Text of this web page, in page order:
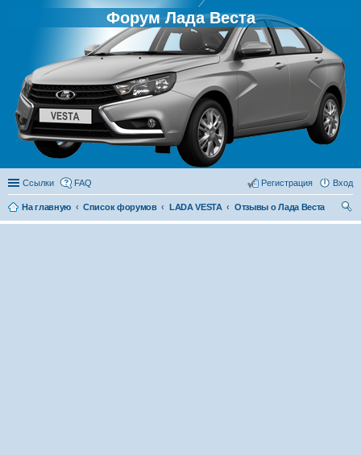
Форум Лада Веста
Ссылки FAQ Вход
Регистрация
На главную Список форумов LADA VESTA
Отзывы о Лада Веста
ои